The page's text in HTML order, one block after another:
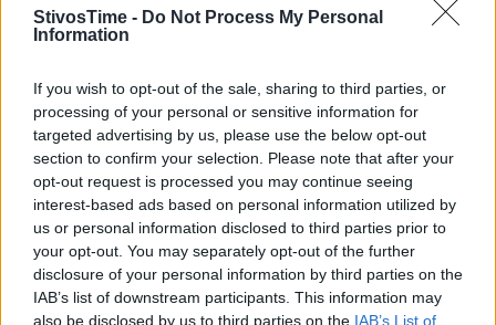
StivosTime - Do Not Process My Personal
Information
If you wish to opt-out of the sale, sharing to third parties, or
processing of your personal or sensitive information for
targeted advertising by us, please use the below opt-out
section to confirm your selection. Please note that after your
opt-out request is processed you may continue seeing
interest-based ads based on personal information utilized by
us or personal information disclosed to third parties prior to
your opt-out. You may separately opt-out of the further
disclosure of your personal information by third parties on the
IAB’s list of downstream participants. This information may
also be disclosed by us to third parties on the IAB’s List of
Εγγραφείτε στο Stivostime των